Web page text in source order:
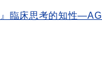
臨床思考的知性―AGI